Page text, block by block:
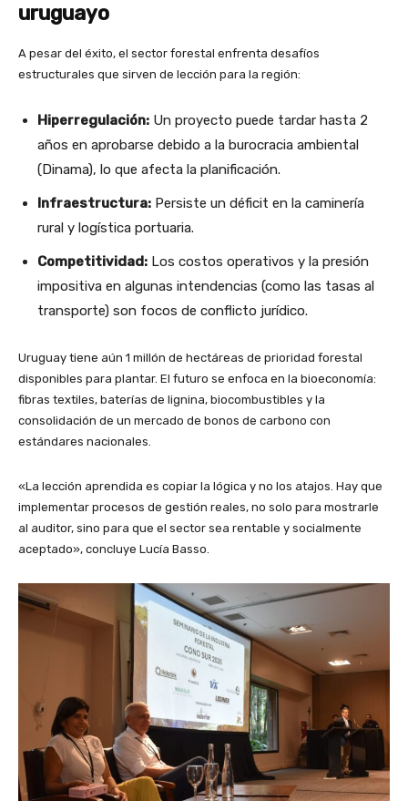
uruguayo
A pesar del éxito, el sector forestal enfrenta desafíos
estructurales que sirven de lección para la región:
Hiperregulación: Un proyecto puede tardar hasta 2
años en aprobarse debido a la burocracia ambiental
(Dinama), lo que afecta la planificación.
Infraestructura: Persiste un déficit en la caminería
rural y logística portuaria.
Competitividad: Los costos operativos y la presión
impositiva en algunas intendencias (como las tasas al
transporte) son focos de conflicto jurídico.
Uruguay tiene aún 1 millón de hectáreas de prioridad forestal
disponibles para plantar. El futuro se enfoca en la bioeconomía:
fibras textiles, baterías de lignina, biocombustibles y la
consolidación de un mercado de bonos de carbono con
estándares nacionales.
«La lección aprendida es copiar la lógica y no los atajos. Hay que
implementar procesos de gestión reales, no solo para mostrarle
al auditor, sino para que el sector sea rentable y socialmente
aceptado», concluye Lucía Basso.